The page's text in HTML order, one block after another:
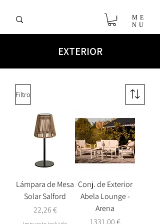
ME
NU
EXTERIOR
Filtro
Lámpara de Mesa
Solar Salford
Precio
22,26 €
Conj. de Exterior
Abela Lounge -
Arena
Precio
1331,00 €